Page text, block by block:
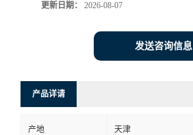
更新日期： 2026-08-07
发送咨询信息
产品详请
产地 天津